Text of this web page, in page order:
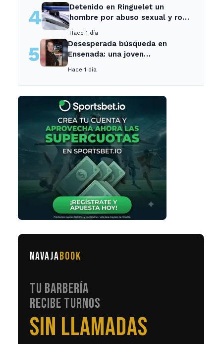
4
Detenido en Ringuelet un
hombre por abuso sexual y robo
Hace 1 día
5
Desesperada búsqueda en
Ensenada: una joven
Hace 1 día
NAVAJABOOK
TU BARBERÍA
RECIBE TURNOS
EN AUTOMÁTICO